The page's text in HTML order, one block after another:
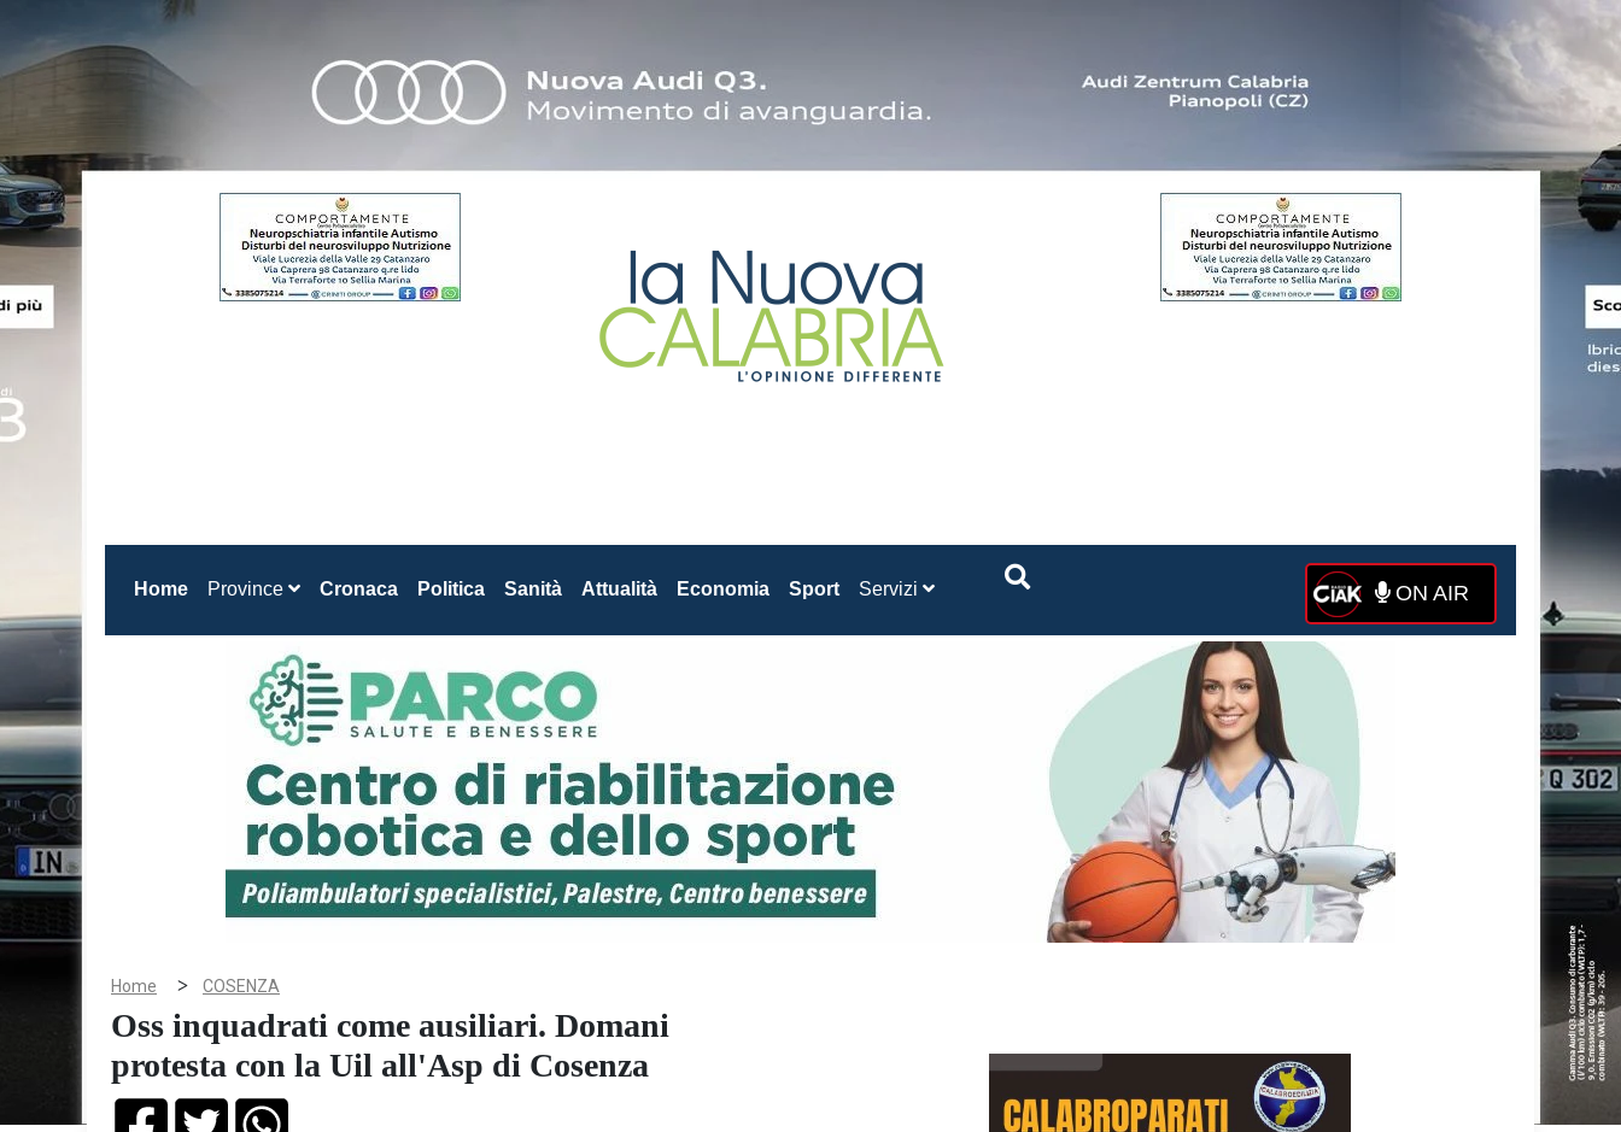
Home(current)
Province Cronaca Politica Sanità Attualità Economia Sport Servizi ON AIR
Home > COSENZA
Oss inquadrati come ausiliari. Domani
protesta con la Uil all'Asp di Cosenza